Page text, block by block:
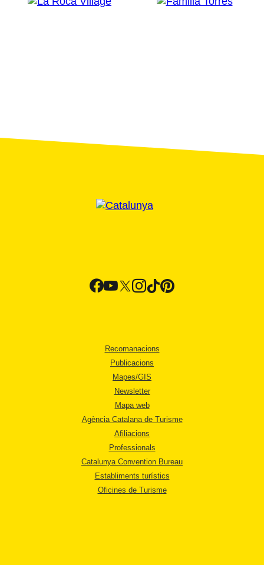
Recomanacions
Publicacions
Mapes/GIS
Newsletter
Mapa web
Agència Catalana de Turisme
Afiliacions
Professionals
Catalunya Convention Bureau
Establiments turístics
Oficines de Turisme